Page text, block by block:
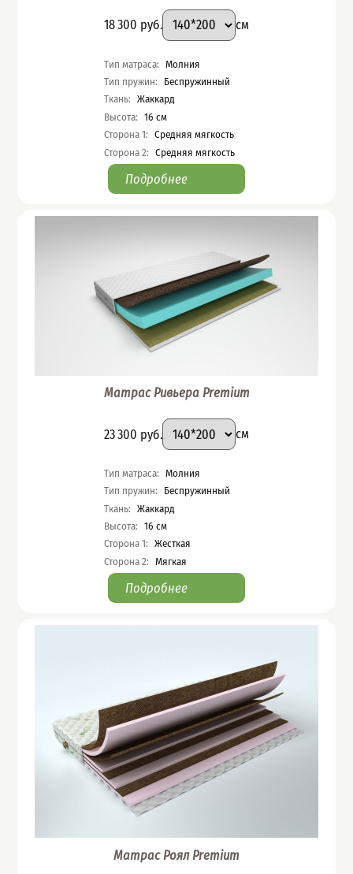
Цена
18 300 руб.
Подобрать вариант
Размер:
см
Характеристики
Тип матраса: Молния
Тип пружин:
Беспружинный
Ткань: Жаккард
Высота: 16 см
Сторона 1: Средняя мягкость
Сторона 2: Средняя мягкость
Подробнее
Матрас Ривьера Premium
Цена
23 300 руб.
Подобрать вариант
Размер:
см
Характеристики
Тип матраса: Молния
Тип пружин:
Беспружинный
Ткань: Жаккард
Высота: 16 см
Сторона 1: Жесткая
Сторона 2: Мягкая
Подробнее
Матрас Роял Premium